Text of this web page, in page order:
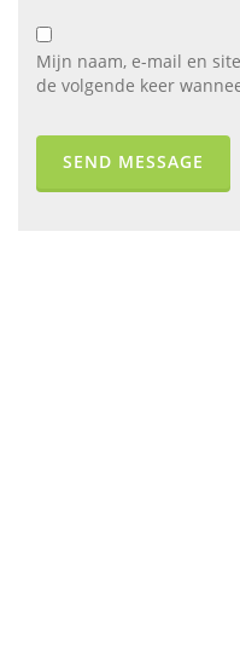
Mijn naam, e-mail en
de volgende keer